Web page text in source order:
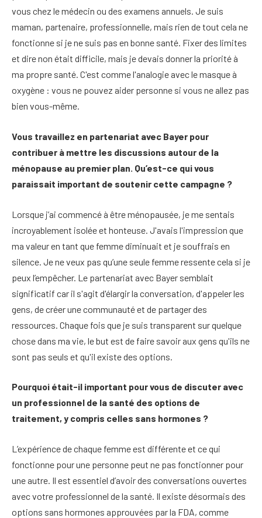
vous chez le médecin ou des examens annuels. Je suis
maman, partenaire, professionnelle, mais rien de tout cela ne
fonctionne si je ne suis pas en bonne santé. Fixer des limites
et dire non était difficile, mais je devais donner la priorité à
ma propre santé. C'est comme l'analogie avec le masque à
oxygène : vous ne pouvez aider personne si vous ne allez pas
bien vous-même.
Vous travaillez en partenariat avec Bayer pour
contribuer à mettre les discussions autour de la
ménopause au premier plan. Qu’est-ce qui vous
paraissait important de soutenir cette campagne ?
Lorsque j’ai commencé à être ménopausée, je me sentais
incroyablement isolée et honteuse. J'avais l'impression que
ma valeur en tant que femme diminuait et je souffrais en
silence. Je ne veux pas qu’une seule femme ressente cela si je
peux l’empêcher. Le partenariat avec Bayer semblait
significatif car il s'agit d'élargir la conversation, d'appeler les
gens, de créer une communauté et de partager des
ressources. Chaque fois que je suis transparent sur quelque
chose dans ma vie, le but est de faire savoir aux gens qu'ils ne
sont pas seuls et qu'il existe des options.
Pourquoi était-il important pour vous de discuter avec
un professionnel de la santé des options de
traitement, y compris celles sans hormones ?
L’expérience de chaque femme est différente et ce qui
fonctionne pour une personne peut ne pas fonctionner pour
une autre. Il est essentiel d’avoir des conversations ouvertes
avec votre professionnel de la santé. Il existe désormais des
options sans hormones approuvées par la FDA, comme